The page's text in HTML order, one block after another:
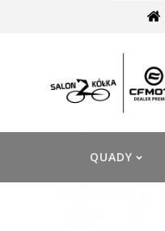
QUADY